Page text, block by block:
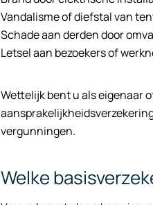
Vandalisme of diefstal van
Schade aan derden door
Letsel aan bezoekers of
Wettelijk bent u als eigenaar
vergunningen.
Welke